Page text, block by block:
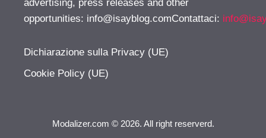
advertising, press releases and other
opportunities: info@isayblog.comContattaci:
Dichiarazione sulla Privacy (UE)
Cookie Policy (UE)
Modalizer.com © 2026. All right reserverd.